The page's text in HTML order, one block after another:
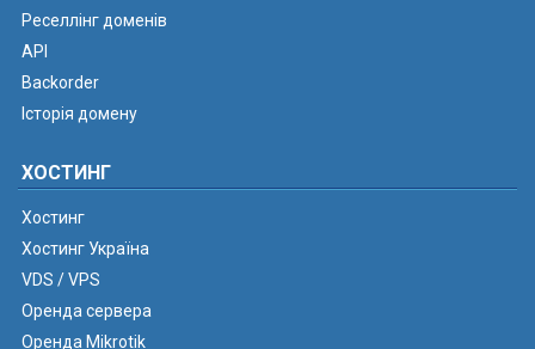
Реселлінг доменів
API
Backorder
Історія домену
ХОСТИНГ
Хостинг
Хостинг Україна
VDS / VPS
Оренда сервера
Оренда Mikrotik